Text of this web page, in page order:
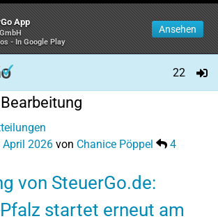
App
- In Google Play
Ansehen
22
Bearbeitung
April 2026 von Chanice Pöppel
4
von SteuerGo.de:
startet erneut am